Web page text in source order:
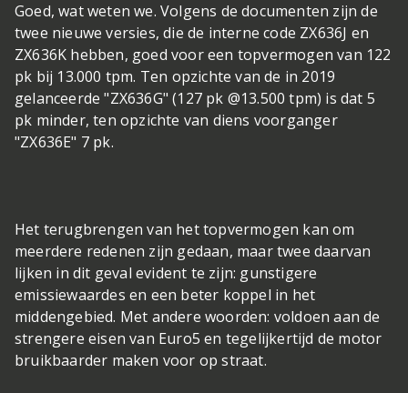
Goed, wat weten we. Volgens de documenten zijn de
twee nieuwe versies, die de interne code ZX636J en
ZX636K hebben, goed voor een topvermogen van 122
pk bij 13.000 tpm. Ten opzichte van de in 2019
gelanceerde "ZX636G" (127 pk @13.500 tpm) is dat 5
pk minder, ten opzichte van diens voorganger
"ZX636E" 7 pk.
Het terugbrengen van het topvermogen kan om
meerdere redenen zijn gedaan, maar twee daarvan
lijken in dit geval evident te zijn: gunstigere
emissiewaardes en een beter koppel in het
middengebied. Met andere woorden: voldoen aan de
strengere eisen van Euro5 en tegelijkertijd de motor
bruikbaarder maken voor op straat.